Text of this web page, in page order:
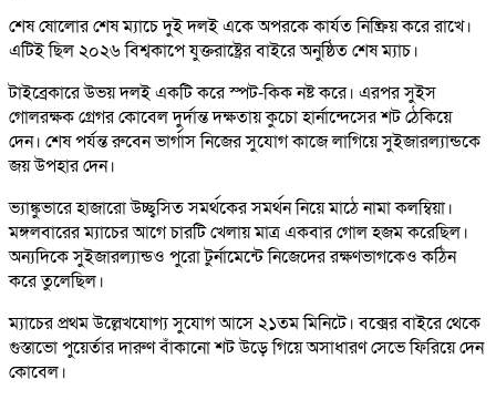
শেষ ষোলোর শেষ ম্যাচে দুই দলই একে অপরকে কার্যত নিষ্ক্রিয় করে রাখে।
এটিই ছিল ২০২৬ বিশ্বকাপে যুক্তরাষ্ট্রের বাইরে অনুষ্ঠিত শেষ ম্যাচ।
টাইব্রেকারে উভয় দলই একটি করে স্পট-কিক নষ্ট করে। এরপর সুইস
গোলরক্ষক গ্রেগর কোবেল দুর্দান্ত দক্ষতায় কুচো হার্নান্দেসের শট ঠেকিয়ে
দেন। শেষ পর্যন্ত রুবেন ভার্গাস নিজের সুযোগ কাজে লাগিয়ে সুইজারল্যান্ডকে
জয় উপহার দেন।
ভ্যাঙ্কুভারে হাজারো উচ্ছ্বসিত সমর্থকের সমর্থন নিয়ে মাঠে নামা কলম্বিয়া।
মঙ্গলবারের ম্যাচের আগে চারটি খেলায় মাত্র একবার গোল হজম করেছিল।
অন্যদিকে সুইজারল্যান্ডও পুরো টুর্নামেন্টে নিজেদের রক্ষণভাগকেও কঠিন
করে তুলেছিল।
ম্যাচের প্রথম উল্লেখযোগ্য সুযোগ আসে ২১তম মিনিটে। বক্সের বাইরে থেকে
গুস্তাভো পুয়ের্তার দারুণ বাঁকানো শট উড়ে গিয়ে অসাধারণ সেভে ফিরিয়ে দেন
কোবেল।